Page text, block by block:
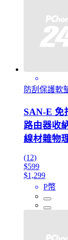
防刮保護軟
SAN-E 免
路由器收
線材雜物
(12)
$599
$1,299
P幣